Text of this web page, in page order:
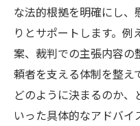
な法的根拠を明確にし
りとサポートします。
案、裁判での主張内容の
頼者を支える体制を整え
どのように決まるのか
いった具体的なアドバイ